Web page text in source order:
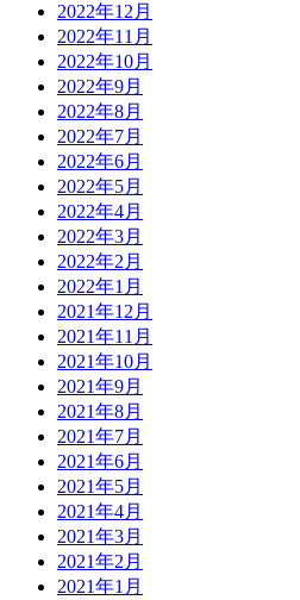
2022年12月
2022年11月
2022年10月
2022年9月
2022年8月
2022年7月
2022年6月
2022年5月
2022年4月
2022年3月
2022年2月
2022年1月
2021年12月
2021年11月
2021年10月
2021年9月
2021年8月
2021年7月
2021年6月
2021年5月
2021年4月
2021年3月
2021年2月
2021年1月